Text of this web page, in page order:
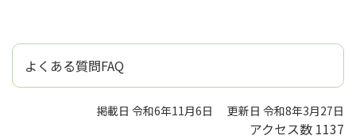
よくある質問FAQ
掲載日 令和6年11月6日 更新日 令和8年3月27日
アクセス数 1137